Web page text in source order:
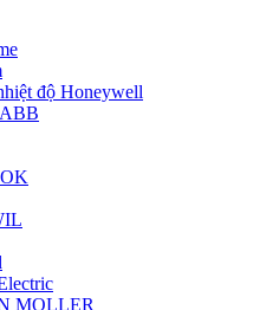
độ Honeywell
MOLLER